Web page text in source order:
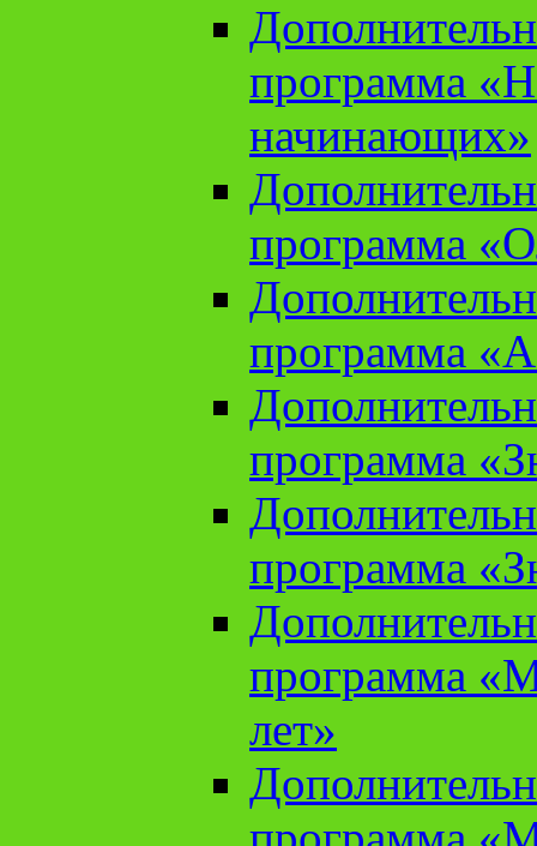
программа
начинающих»
программа
программа
программа
программа
программа
лет»